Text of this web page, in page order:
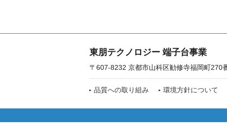
東朋テクノロジー 端子台事業
〒607-8232 京都市山科区勧修寺福岡町270
品質への取り組み 環境方針について